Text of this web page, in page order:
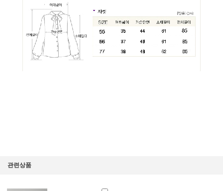
관련상품